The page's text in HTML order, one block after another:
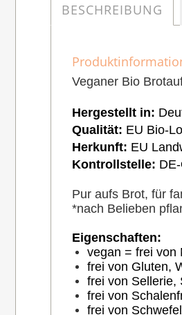
BESCHREIBUNG
Veganer Bio
Hergestellt in:
Qualität: EU Bio-
Herkunft: EU
Kontrollstelle:
Pur aufs Brot, für
*nach Belieben
Eigenschaften:
vegan = frei von
frei von Gluten,
frei von Sellerie,
frei von
frei von